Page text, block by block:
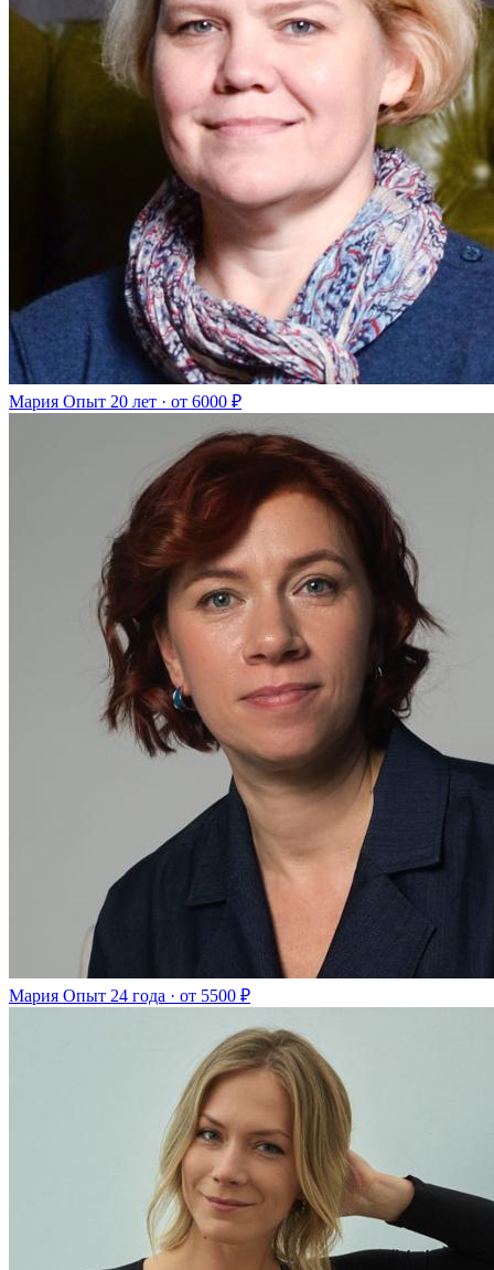
Мария Опыт 20 лет · от 6000 ₽
Мария Опыт 24 года · от 5500 ₽